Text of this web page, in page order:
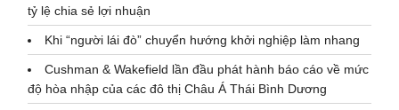
tỷ lệ chia sẻ lợi nhuận
Khi “người lái đò” chuyển hướng khởi nghiệp làm nhang
Cushman & Wakefield lần đầu phát hành báo cáo về mức
độ hòa nhập của các đô thị Châu Á Thái Bình Dương